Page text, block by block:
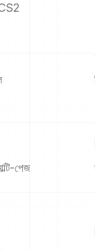
পেজ